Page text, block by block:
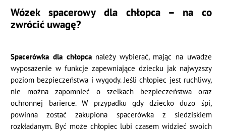
Wózek spacerowy dla chłopca– na co
zwrócić uwagę?
Spacerówka dla chłopcanależy wybierać, mając na uwadze
wyposażenie w funkcje zapewniające dziecku jak najwyższy
poziom bezpieczeństwa i wygody. Jeśli chłopiec jest ruchliwy,
nie można zapomnieć o szelkach bezpieczeństwa oraz
ochronnej barierce. W przypadku gdy dziecko dużo śpi,
powinna zostać zakupiona spacerówka z siedziskiem
rozkładanym. Być może chłopiec lubi czasem widzieć swoich